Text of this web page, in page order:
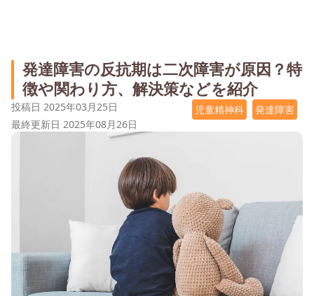
発達障害の反抗期は二次障害が原因？特
徴や関わり方、解決策などを紹介
投稿日 2025年03月25日
最終更新日 2025年08月26日
児童精神科 発達障害